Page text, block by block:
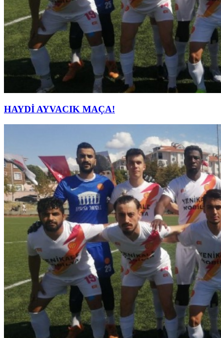
HAYDİ AYVACIK MAÇA!